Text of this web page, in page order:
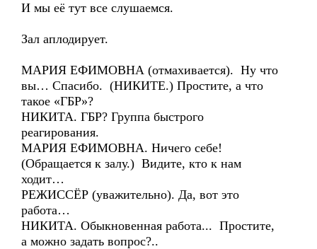
И мы её тут все слушаемся.
Зал аплодирует.
МАРИЯ ЕФИМОВНА (отмахивается). Ну что
вы… Спасибо. (НИКИТЕ.) Простите, а что
такое «ГБР»?
НИКИТА. ГБР? Группа быстрого
реагирования.
МАРИЯ ЕФИМОВНА. Ничего себе!
(Обращается к залу.) Видите, кто к нам
ходит…
РЕЖИССЁР (уважительно). Да, вот это
работа…
НИКИТА. Обыкновенная работа... Простите,
а можно задать вопрос?..